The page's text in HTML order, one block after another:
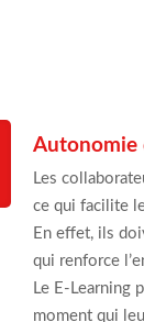
Autonomie
Les
ce qui facilite
En effet, ils
qui renforce
Le E-Learning
moment qui